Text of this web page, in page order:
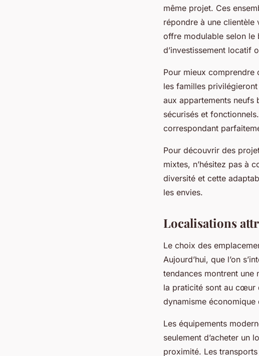
même projet. Ces
répondre à une clientèle
offre modulable selon le
d’investissement locatif
Pour mieux
les familles
aux appartements neufs
sécurisés et
correspondant
Pour découvrir des
mixtes, n’hésitez pas à
diversité et cette
les envies.
Localisations
Le choix des
Aujourd’hui, que l’on
tendances montrent une
la praticité sont au cœur
dynamisme
Les équipements
seulement d’acheter un
proximité. Les